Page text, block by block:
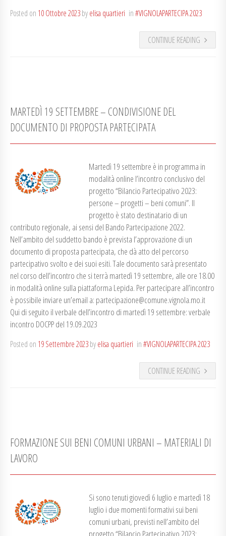
Posted on 10 Ottobre 2023byelisa quartieri in#VIGNOLAPARTECIPA 2023
CONTINUE READING
MARTEDÌ 19 SETTEMBRE – CONDIVISIONE DEL
DOCUMENTO DI PROPOSTA PARTECIPATA
Martedì 19 settembre è in programma in
modalità online l’incontro conclusivo del
progetto “Bilancio Partecipativo 2023:
persone – progetti – beni comuni”. Il
progetto è stato destinatario di un
contributo regionale, ai sensi del Bando Partecipazione 2022.
Nell’ambito del suddetto bando è prevista l’approvazione di un
documento di proposta partecipata, che dà atto del percorso
partecipativo svolto e dei suoi esiti. Tale documento sarà presentato
nel corso dell’incontro che si terrà martedì 19 settembre, alle ore 18.00
in modalità online sulla piattaforma Lepida. Per partecipare all’incontro
è possibile inviare un’email a: partecipazione@comune.vignola.mo.it
Qui di seguito il verbale dell’incontro di martedì 19 settembre: verbale
incontro DOCPP del 19.09.2023
Posted on 19 Settembre 2023byelisa quartieri in#VIGNOLAPARTECIPA 2023
CONTINUE READING
FORMAZIONE SUI BENI COMUNI URBANI – MATERIALI DI
LAVORO
Si sono tenuti giovedì 6 luglio e martedì 18
luglio i due momenti formativi sui beni
comuni urbani, previsti nell’ambito del
progetto “Bilancio Partecipativo 2023: